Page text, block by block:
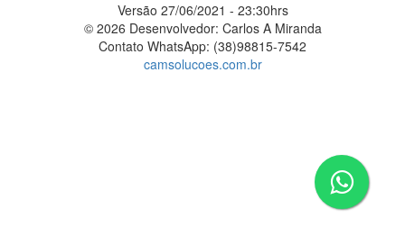
Versão 27/06/2021 - 23:30hrs
© 2026 Desenvolvedor: Carlos A Miranda
Contato WhatsApp: (38)98815-7542
camsolucoes.com.br